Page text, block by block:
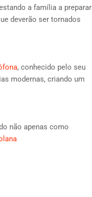
a família a preparar
deverão ser tornados
, conhecido pelo seu
modernas, criando um
não apenas como